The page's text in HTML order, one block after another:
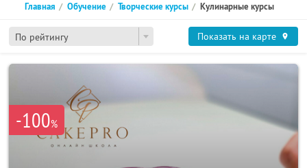
По рейтингу
Главная Обучение Творческие курсы Кулинарные курсы
Показать на карте
-100%